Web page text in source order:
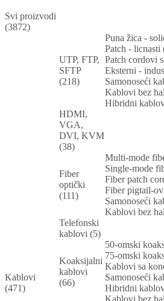
Svi proizvodi
(3872)
Kablovi
(471)
UTP, FTP,
SFTP
(218)
Puna žica -
Patch - licnasti
Patch cordovi
Eksterni -
Samonoseći
Kablovi bez
Hibridni
HDMI,
VGA,
DVI, KVM
(38)
Fiber
optički
(111)
Multi-mode
Single-mode
Fiber patch
Fiber pigtail-
Samonoseći
Kablovi bez
Telefonski
kablovi (5)
Koaksijalni
kablovi
(66)
50-omski
75-omski
Kablovi sa
Samonoseći
Hibridni